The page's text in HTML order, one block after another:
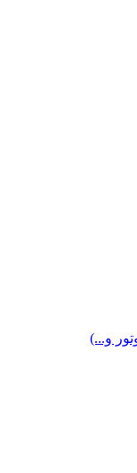
و...)